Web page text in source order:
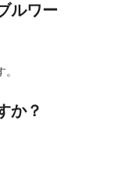
ルワー
か？